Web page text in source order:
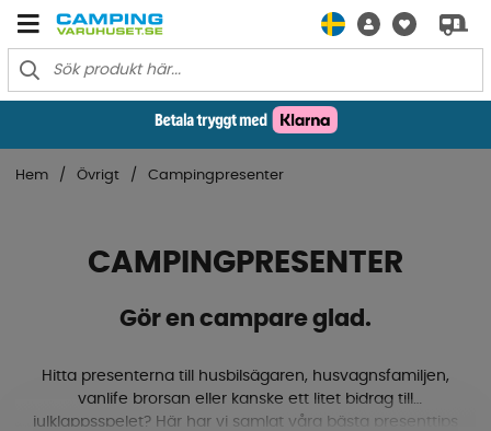
Hem Övrigt Campingpresenter
CAMPINGPRESENTER
Gör en campare glad.
Hitta presenterna till husbilsägaren, husvagnsfamiljen,
vanlife brorsan eller kanske ett litet bidrag till
julklappsspelet? Här har vi samlat våra bästa presenttips